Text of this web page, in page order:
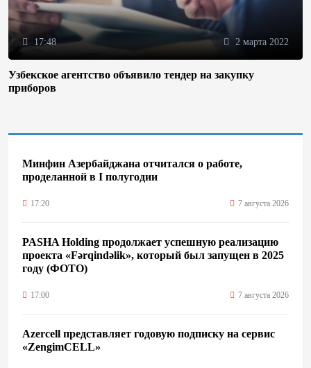
17:48 2 марта 2022
Узбекское агентство объявило тендер на закупку
приборов
Минфин Азербайджана отчитался о работе,
проделанной в I полугодии
17:20 7 августа 2026
PASHA Holding продолжает успешную реализацию
проекта «Fərqindəlik», который был запущен в 2025
году (ФОТО)
17:00 7 августа 2026
Azercell представляет годовую подписку на сервис
«ZengimCELL»